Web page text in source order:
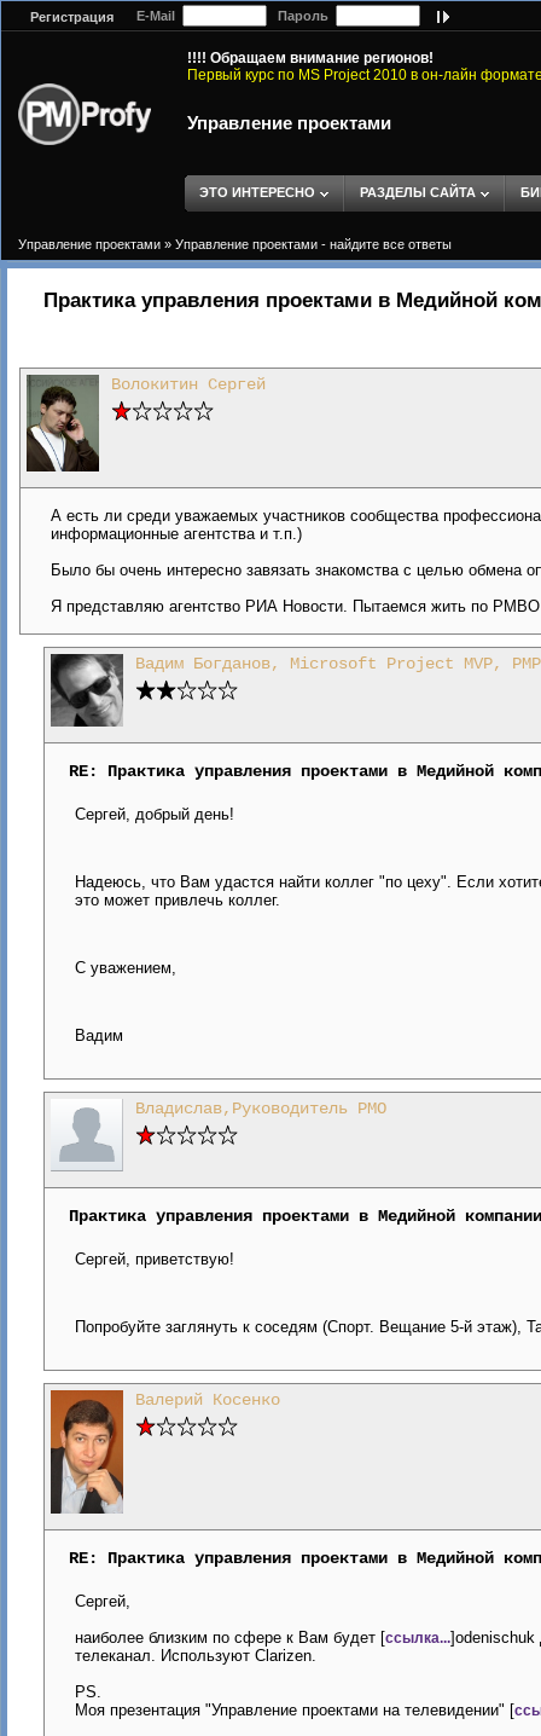
Регистрация E-Mail Пароль
!!!! Обращаем внимание регионов!
Первый курс по MS Project 2010 в он-лайн
Управление проектами
ЭТО ИНТЕРЕСНО РАЗДЕЛЫ САЙТА
Управление проектами » Управление проектами - найдите все ответы
Практика управления проектами в Медийной
Волокитин Сергей
А есть ли среди уважаемых участников сообщества
информационные агентства и т.п.)
Было бы очень интересно завязать знакомства с целью обмена
Я представляю агентство РИА Новости. Пытаемся жить по
Вадим Богданов, Microsoft Project MVP,
RE: Практика управления проектами в Медийной
Сергей, добрый день!
Надеюсь, что Вам удастся найти коллег "по цеху". Если
это может привлечь коллег.
С уважением,
Вадим
Владислав,Руководитель PMO
Практика управления проектами в Медийной компании
Сергей, приветствую!
Попробуйте заглянуть к соседям (Спорт. Вещание 5-й
Валерий Косенко
RE: Практика управления проектами в Медийной
Сергей,
наиболее близким по сфере к Вам будет [ссылка...]odenischuk
телеканал. Используют Clarizen.
PS.
Моя презентация "Управление проектами на телевидении" [